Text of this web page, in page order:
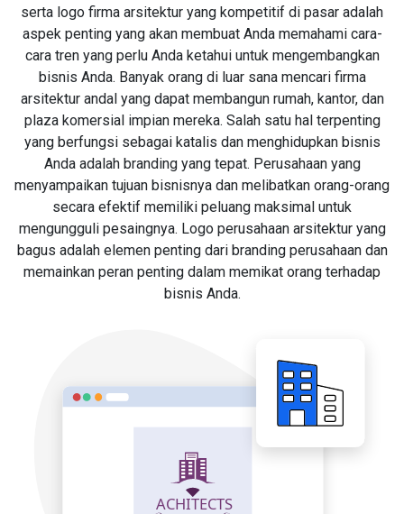
serta logo firma arsitektur yang kompetitif di pasar adalah
aspek penting yang akan membuat Anda memahami cara-
cara tren yang perlu Anda ketahui untuk mengembangkan
bisnis Anda. Banyak orang di luar sana mencari firma
arsitektur andal yang dapat membangun rumah, kantor, dan
plaza komersial impian mereka. Salah satu hal terpenting
yang berfungsi sebagai katalis dan menghidupkan bisnis
Anda adalah branding yang tepat. Perusahaan yang
menyampaikan tujuan bisnisnya dan melibatkan orang-orang
secara efektif memiliki peluang maksimal untuk
mengungguli pesaingnya. Logo perusahaan arsitektur yang
bagus adalah elemen penting dari branding perusahaan dan
memainkan peran penting dalam memikat orang terhadap
bisnis Anda.